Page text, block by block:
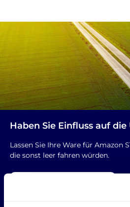
Haben Sie Einfluss auf
Lassen Sie Ihre Ware für Amazon
die sonst leer fahren würden.